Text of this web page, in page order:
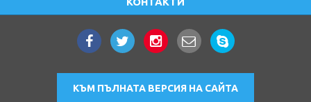
КЪМ ПЪЛНАТА ВЕРСИЯ НА САЙТА